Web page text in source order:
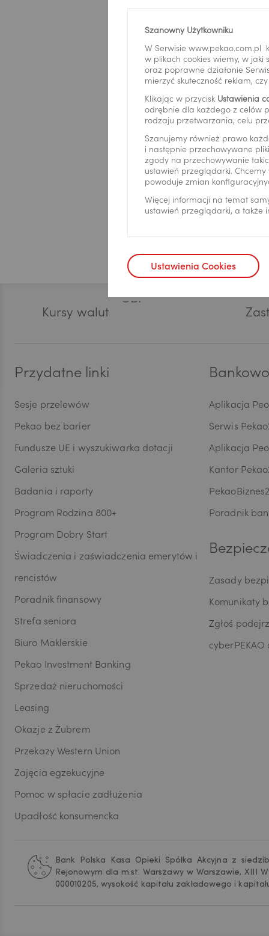
Cele
co
są
w
do
*
celu
przez
Pola
Strona
usług
Kursy walut
USD
GBP
DKK
TRY
Przydatne linki
Sesje przelewów
Pekao bez barier
Fundusze UE i wyszukiwarka dotacji
Galeria sztuki
Badania i raporty
Program Rodzina 800+
Program Dobry Start
Świadczenia i zaświadczenia emerytów i
rencistów
Poradnik finansowy
Strefa seniora
Biuro Maklerskie
Pekao Investment Banking
Sprzedaż nieruchomości
Leasing
Okazje z Żubrem
Przekazy Western Union
Zajęcia egzekucyjne
Pomoc w spłacie zadłużenia
Upadłość konsumencka
Aplikacja
Serwis
Aplikacja
Kantor
Poradnik
Zasady
Komunikaty
Zgłoś
cyberPEKAO
Bank Polska Kasa Opieki Spółka Akcyjna z
Rejonowym dla m.st. Warszawy w Warszawie, XIII
000010205, wysokość kapitału zakładowego i
Szanowny Użytkowniku
W Serwisie www.pekao.com.pl
w plikach cookies wiemy, w
oraz poprawne działanie
mierzyć skuteczność reklam,
Klikając w przycisk Ustawienia
odrębnie dla każdego z celów
rodzaju przetwarzania, celu
Szanujemy również prawo
i następnie przechowywane
zgody na przechowywanie
ustawień przeglądarki.
powoduje zmian
Więcej informacji na temat
ustawień przeglądarki, a także
Ustawienia Cookies